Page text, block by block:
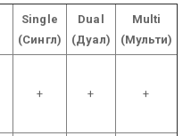
Single
(Сингл)
Dual
(Дуал)
Multi
(Мульти)
+ + +